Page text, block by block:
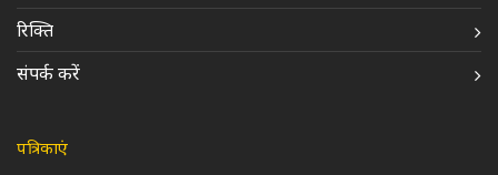
रिक्ति
संपर्क करें
पत्रिकाएं